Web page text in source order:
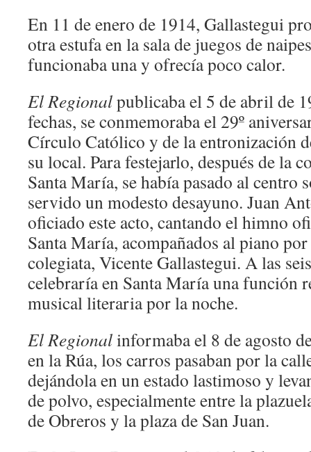
En 11 de enero de 1914, Gallastegui
otra estufa en la sala de juegos de
funcionaba una y ofrecía poco calor.
El Regionalpublicaba el 5 de abril de
fechas, se conmemoraba el 29º
Círculo Católico y de la entronización
su local. Para festejarlo, después de la
Santa María, se había pasado al centro
servido un modesto desayuno. Juan
oficiado este acto, cantando el himno
Santa María, acompañados al piano
colegiata, Vicente Gallastegui. A las
celebraría en Santa María una función
musical literaria por la noche.
El Regionalinformaba el 8 de agosto
en la Rúa, los carros pasaban por la
dejándola en un estado lastimoso y
de polvo, especialmente entre la
de Obreros y la plaza de San Juan.